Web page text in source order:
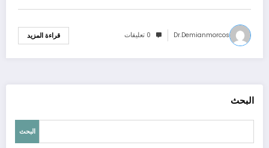
Dr.demianmorcos 0 تعليقات قراءة المزيد
البحث
البحث